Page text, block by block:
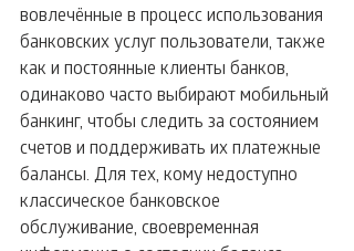
вовлечённые в процесс использования
банковских услуг пользователи, также
как и постоянные клиенты банков,
одинаково часто выбирают мобильный
банкинг, чтобы следить за состоянием
счетов и поддерживать их платежные
балансы. Для тех, кому недоступно
классическое банковское
обслуживание, своевременная